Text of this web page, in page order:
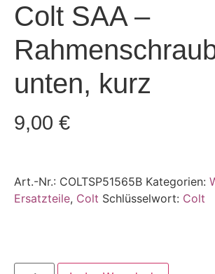
Colt SAA –
unten, kurz
9,00 €
Art.-Nr.: COLTSP51565B Kategorien:
Ersatzteile, Colt Schlüsselwort: Colt